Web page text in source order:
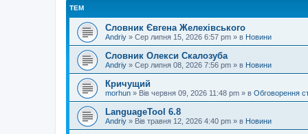
ТЕМ
Словник Євгена Желехівського
Andriy » Сер липня 15, 2026 6:57 pm » в Новини
Словник Олекси Скалозуба
Andriy » Сер липня 08, 2026 7:56 pm » в Новини
Кричущий
morhun » Вів червня 09, 2026 11:48 pm » в Обговорення
LanguageTool 6.8
Andriy » Вів травня 12, 2026 4:40 pm » в Новини